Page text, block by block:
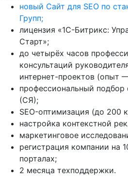
новый Сайт для SEO по
Групп;
лицензия «1С-Битрикс:
Старт»;
до четырёх часов
консультаций
интернет-проектов (опыт
профессиональный подбор
(СЯ);
SEO-оптимизация (до 200
настройка контекстной
маркетинговое
регистрация компании на
порталах;
2 месяца техподдержки.